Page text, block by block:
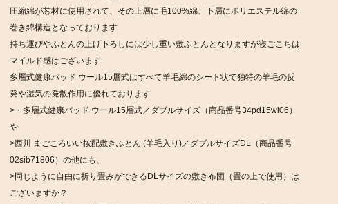
圧縮綿が芯材に使用されて、その上層に毛100%綿、下層にポリエステル綿の
巻き綿構造となっております
持ち運びやふとんの上げ下ろしには少し重い敷ふとんとなりますが寝ごこちは
マイルド感はございます
多層式健康パッド ウール15層式はすべて羊毛綿のシート状で独特の羊毛の反
発や湿気の発散作用に優れております
>・多層式健康パッド ウール15層式／ダブルサイズ（商品番号34pd15wl06）
や
>西川 まごころいい按配敷きふとん (羊毛入り)／ダブルサイズDL（商品番号
02sib71806）の他にも、
>同じように自由に折り畳みができるDLサイズの敷き布団（畳の上で使用）は
ございますか？